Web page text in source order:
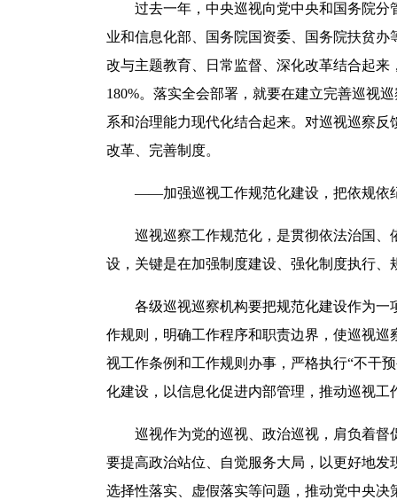
过去一年，中央巡视向党中央和国务院分
业和信息化部、国务院国资委、国务院扶贫
改与主题教育、日常监督、深化改革结合起来
180%。落实全会部署，就要在建立完善巡视
系和治理能力现代化结合起来。对巡视巡察
改革、完善制度。
——加强巡视工作规范化建设，把依规依纪
巡视巡察工作规范化，是贯彻依法治国、
设，关键是在加强制度建设、强化制度执行、
各级巡视巡察机构要把规范化建设作为一
作规则，明确工作程序和职责边界，使巡视
视工作条例和工作规则办事，严格执行“不干
化建设，以信息化促进内部管理，推动巡视工
巡视作为党的巡视、政治巡视，肩负着督
要提高政治站位、自觉服务大局，以更好地
选择性落实、虚假落实等问题，推动党中央